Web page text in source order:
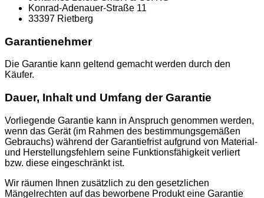
Konrad-Adenauer-Straße 11
33397 Rietberg
Garantienehmer
Die Garantie kann geltend gemacht werden durch den
Käufer.
Dauer, Inhalt und Umfang der Garantie
Vorliegende Garantie kann in Anspruch genommen werden,
wenn das Gerät (im Rahmen des bestimmungsgemäßen
Gebrauchs) während der Garantiefrist aufgrund von Material-
und Herstellungsfehlern seine Funktionsfähigkeit verliert
bzw. diese eingeschränkt ist.
Wir räumen Ihnen zusätzlich zu den gesetzlichen
Mängelrechten auf das beworbene Produkt eine Garantie